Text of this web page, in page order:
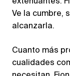
extenuantes.
Ve la cumbre,
alcanzarla.
Cuanto más
cualidades